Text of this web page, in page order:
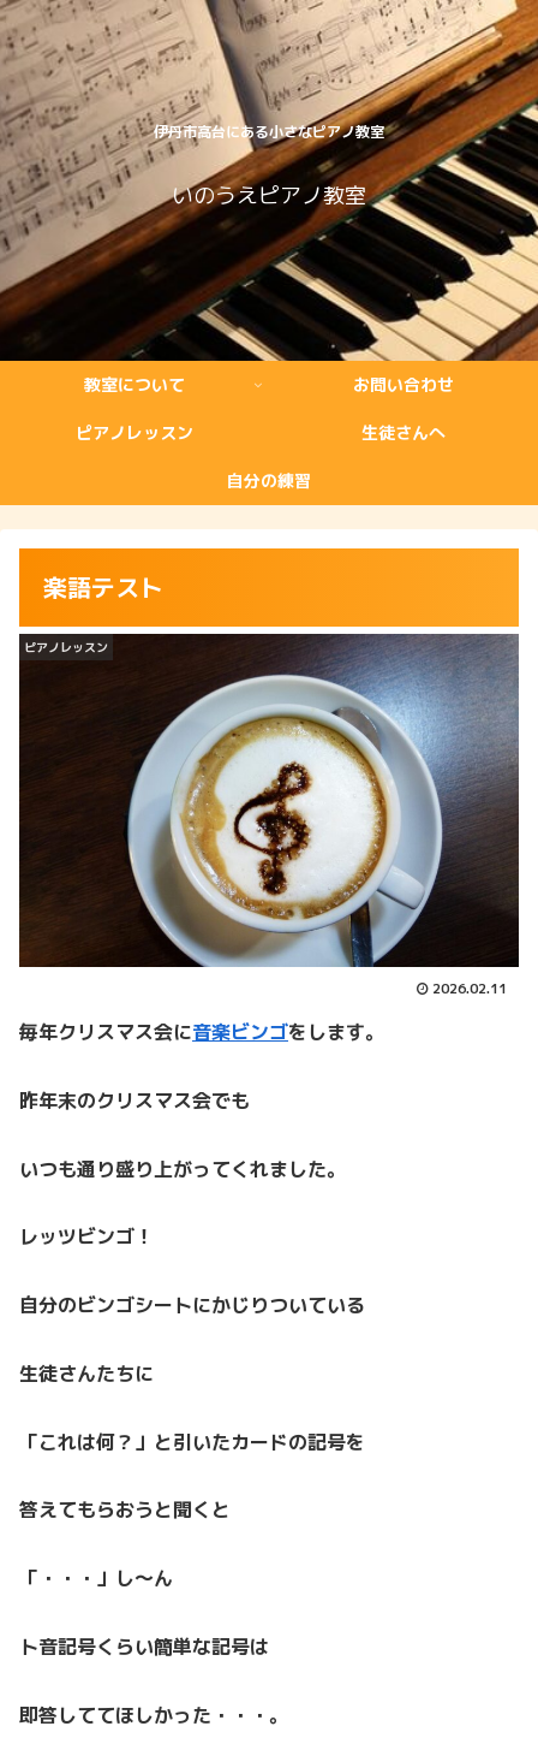
伊丹市高台にある小さなピアノ教室
いのうえピアノ教室
教室について お問い合わせ
ピアノレッスン 生徒さんへ
自分の練習
楽語テスト
ピアノレッスン
2026.02.11
毎年クリスマス会に音楽ビンゴをします。
昨年末のクリスマス会でも
いつも通り盛り上がってくれました。
レッツビンゴ！
自分のビンゴシートにかじりついている
生徒さんたちに
「これは何？」と引いたカードの記号を
答えてもらおうと聞くと
「・・・」し～ん
ト音記号くらい簡単な記号は
即答しててほしかった・・・。